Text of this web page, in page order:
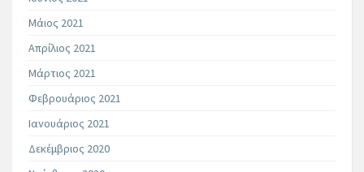
Μάιος 2021
Απρίλιος 2021
Μάρτιος 2021
Φεβρουάριος 2021
Ιανουάριος 2021
Δεκέμβριος 2020